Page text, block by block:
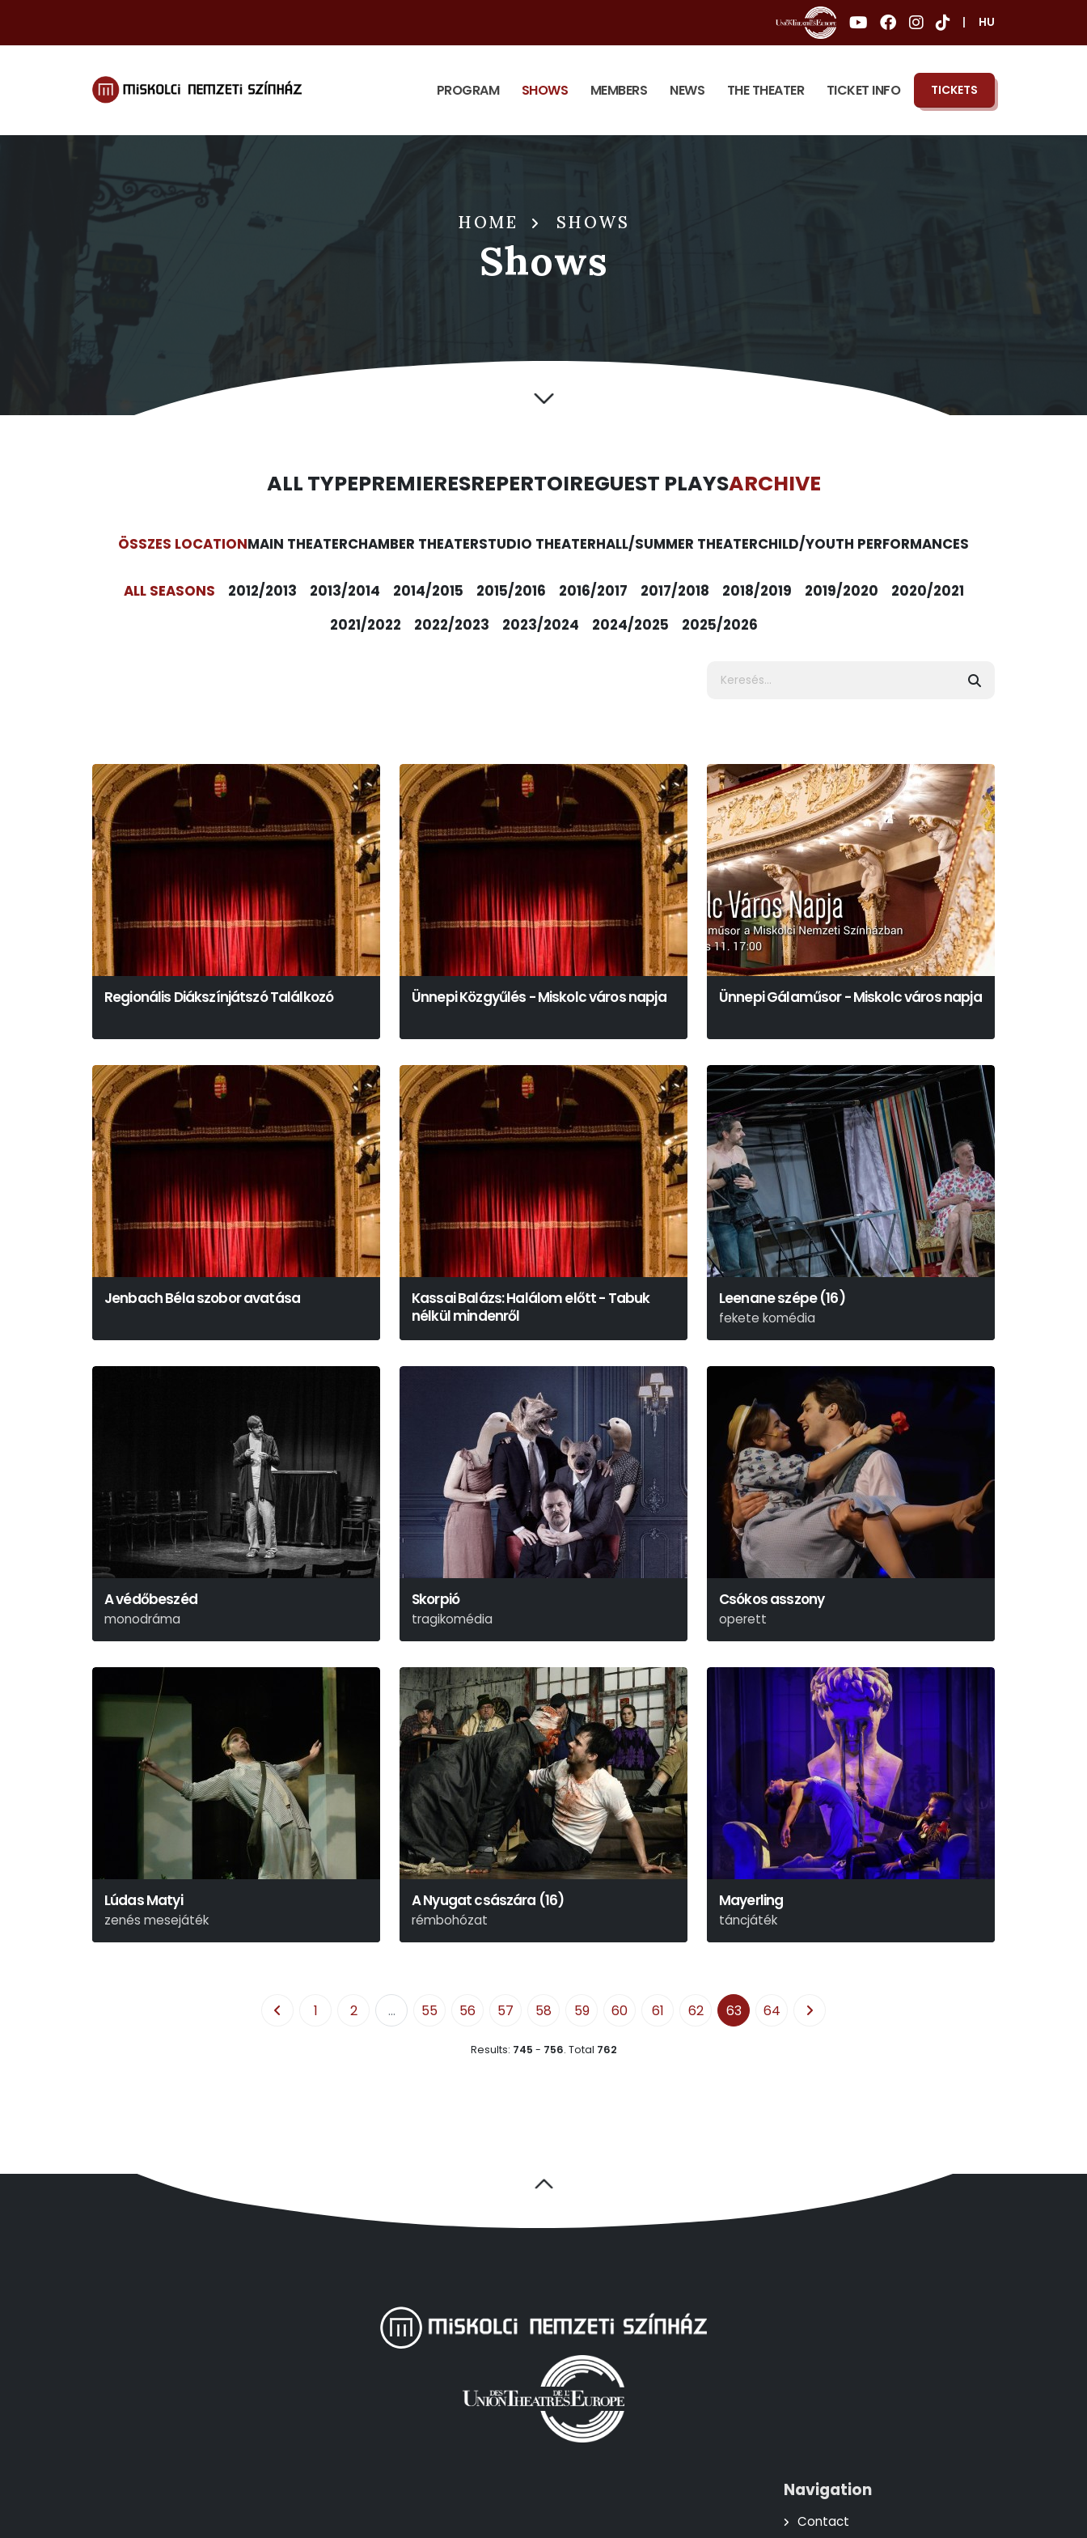
HU
PROGRAM SHOWS MEMBERS NEWS THE THEATER TICKET INFO TICKETS
HOME SHOWS
Shows
ALL TYPEPREMIERESREPERTOIREGUEST PLAYSARCHIVE
ÖSSZES LOCATIONMAIN THEATERCHAMBER THEATERSTUDIO THEATERHALL/SUMMER THEATERCHILD/YOUTH PERFORMANCES
ALL SEASONS 2012/2013 2013/2014 2014/2015 2015/2016 2016/2017 2017/2018 2018/2019 2019/2020
2020/2021
2021/2022
2022/2023 2023/2024 2024/2025 2025/2026
Regionális Diákszínjátszó Találkozó Ünnepi Közgyűlés - Miskolc város napja Ünnepi Gálaműsor - Miskolc város napja
Jenbach Béla szobor avatása
Kassai Balázs: Halálom előtt - Tabuk
nélkül mindenről
Leenane szépe (16)
fekete komédia
MARTIN McDONAGH
A védőbeszéd
monodráma
Skorpió
tragikomédia
Kerékgyártó István
Csókos asszony
operett
Zerkovitz Béla
Lúdas Matyi
zenés mesejáték
Fazekas Mihály – Hajós Zsuzsa
A Nyugat császára (16)
rémbohózat
John Millington Synge
Mayerling
táncjáték
1 2 ... 55 56 57 58 59 60 61 62 63 64
Results: 745 - 756. Total 762
Navigation
Contact